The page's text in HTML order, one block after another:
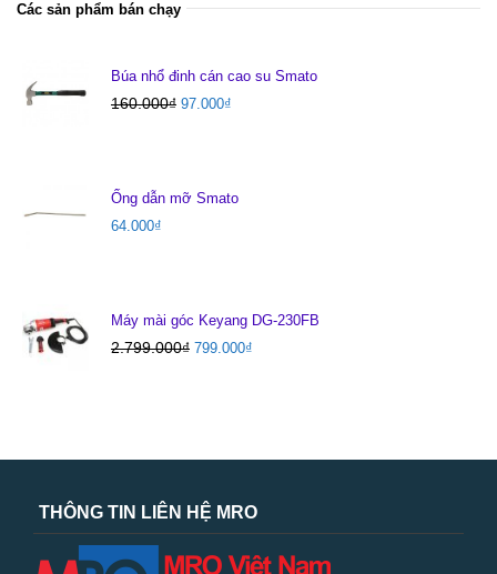
Các sản phẩm bán chạy
Búa nhổ đinh cán cao su Smato
160.000₫ 97.000₫
Ống dẫn mỡ Smato
64.000₫
Máy mài góc Keyang DG-230FB
2.799.000₫ 799.000₫
THÔNG TIN LIÊN HỆ MRO